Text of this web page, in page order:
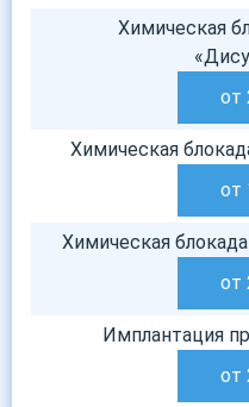
Химическая
от
Химическая
от
Химическая
от
Имплантация
от